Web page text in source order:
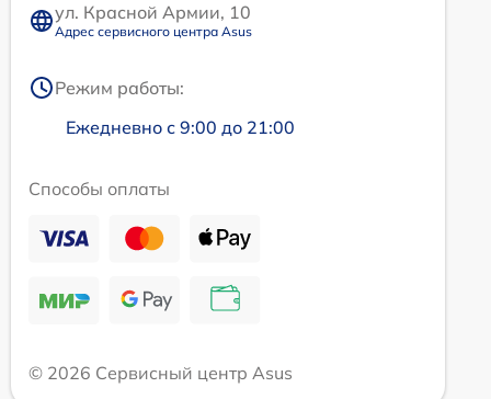
ул. Красной Армии, 10
Адрес сервисного центра Asus
Режим работы:
Ежедневно с 9:00 до 21:00
Способы оплаты
© 2026 Сервисный центр Asus